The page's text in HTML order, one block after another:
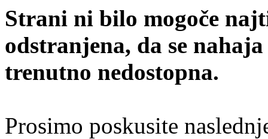
Strani ni bilo mogoče
odstranjena, da se
trenutno nedostopna.
Prosimo poskusite